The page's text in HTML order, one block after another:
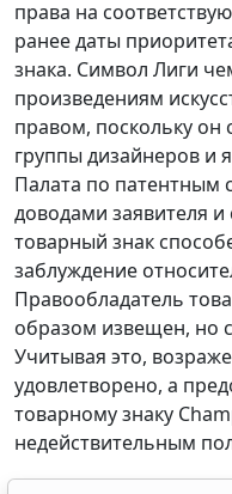
права на
ранее даты
знака. Символ Лиги
произведениям
правом, поскольку он
группы дизайнеров и
Палата по патентным
доводами заявителя
товарный знак
заблуждение
Правообладатель
образом извещен, но
Учитывая это,
удовлетворено, а
товарному знаку
недействительным